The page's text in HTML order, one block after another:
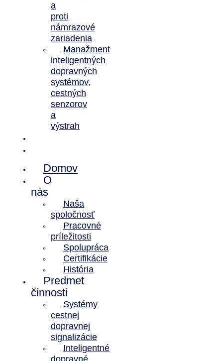
a
proti
námrazové
zariadenia
Manažment
inteligentných
dopravných
systémov,
cestných
senzorov
a
výstrah
Domov
O
nás
Naša
spoločnosť
Pracovné
príležitosti
Spolupráca
Certifikácie
História
Predmet
činnosti
Systémy
cestnej
dopravnej
signalizácie
Inteligentné
dopravné